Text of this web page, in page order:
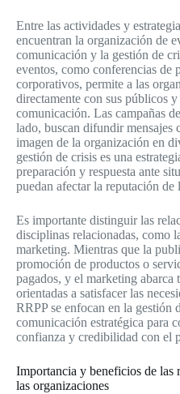
Entre las actividades y
encuentran la organización de
comunicación y la gestión de
eventos, como conferencias de
corporativos, permite a las
directamente con sus públicos
comunicación. Las campañas
lado, buscan difundir mensajes
imagen de la organización en
gestión de crisis es una
preparación y respuesta ante
puedan afectar la reputación de
Es importante distinguir las
disciplinas relacionadas, como
marketing. Mientras que la
promoción de productos o
pagados, y el marketing abarca
orientadas a satisfacer las
RRPP se enfocan en la gestión
comunicación estratégica para
confianza y credibilidad con el
Importancia y beneficios de las
las organizaciones